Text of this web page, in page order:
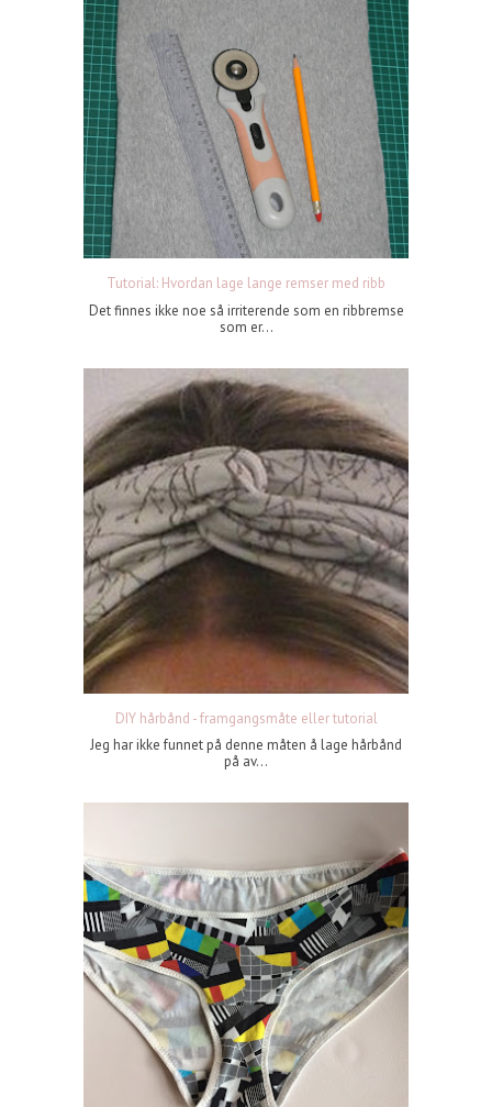
Tutorial: Hvordan lage lange remser med ribb
Det finnes ikke noe så irriterende som en ribbremse
som er...
DIY hårbånd - framgangsmåte eller tutorial
Jeg har ikke funnet på denne måten å lage hårbånd
på av...